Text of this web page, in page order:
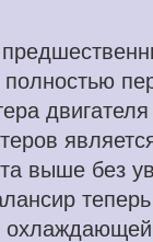
выше без